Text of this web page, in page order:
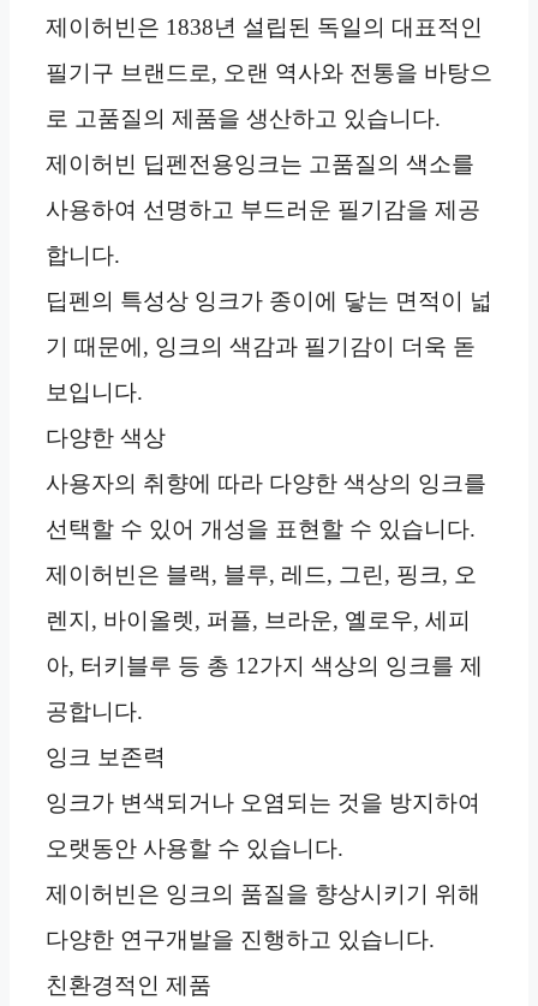
제이허빈은 1838년 설립된 독일의 대표적인
필기구 브랜드로, 오랜 역사와 전통을 바탕으
로 고품질의 제품을 생산하고 있습니다.
제이허빈 딥펜전용잉크는 고품질의 색소를
사용하여 선명하고 부드러운 필기감을 제공
합니다.
딥펜의 특성상 잉크가 종이에 닿는 면적이 넓
기 때문에, 잉크의 색감과 필기감이 더욱 돋
보입니다.
다양한 색상
사용자의 취향에 따라 다양한 색상의 잉크를
선택할 수 있어 개성을 표현할 수 있습니다.
제이허빈은 블랙, 블루, 레드, 그린, 핑크, 오
렌지, 바이올렛, 퍼플, 브라운, 옐로우, 세피
아, 터키블루 등 총 12가지 색상의 잉크를 제
공합니다.
잉크 보존력
잉크가 변색되거나 오염되는 것을 방지하여
오랫동안 사용할 수 있습니다.
제이허빈은 잉크의 품질을 향상시키기 위해
다양한 연구개발을 진행하고 있습니다.
친환경적인 제품